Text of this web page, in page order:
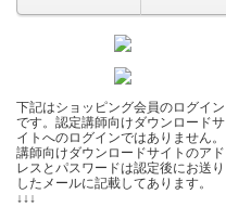
下記はショッピング会員のログイン
です。認定講師向けダウンロードサ
イトへのログインではありません。
講師向けダウンロードサイトのアド
レスとパスワードは認定後にお送り
したメールに記載してあります。
↓↓↓